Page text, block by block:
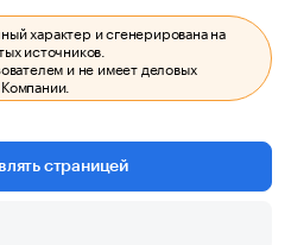
характер и сгенерирована на
источников.
и не имеет деловых
страницей